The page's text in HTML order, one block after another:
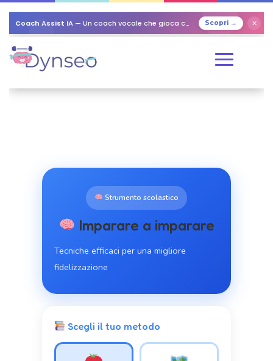
Coach Assist IA — Un coach vocale che gioca con i tuoi cari Scopri → ✕
Strumento scolastico
Imparare a imparare
Tecniche efficaci per una migliore
fidelizzazione
Scegli il tuo metodo